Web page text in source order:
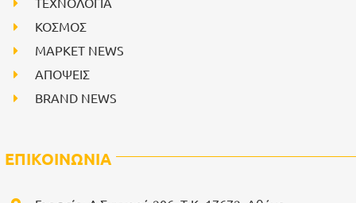
ΚΟΣΜΟΣ
ΜΑΡΚΕΤ NEWS
ΑΠΟΨΕΙΣ
BRAND NEWS
ΕΠΙΚΟΙΝΩΝΙΑ